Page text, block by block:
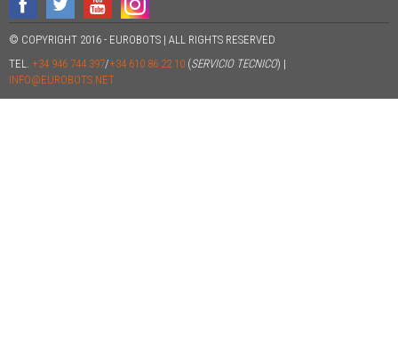
© COPYRIGHT 2016 - EUROBOTS | ALL RIGHTS RESERVED
TEL. +34 946 744 397/+34 610 86 22 10 (SERVICIO TECNICO) |
INFO@EUROBOTS.NET